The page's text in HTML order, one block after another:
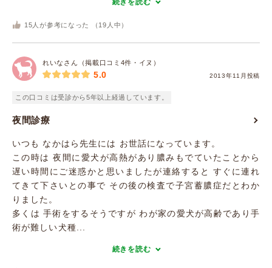
続きを読む
15 人が参考になった （ 19 人中）
れいなさん（掲載口コミ4件・イヌ）
2013年11月投稿
5.0
この口コミは受診から5年以上経過しています。
夜間診療
いつも なかはら先生には お世話になっています。
この時は 夜間に愛犬が高熱があり膿みもでていたことから
遅い時間にご迷惑かと思いましたが連絡すると すぐに連れ
てきて下さいとの事で その後の検査で子宮蓄膿症だとわか
りました。
多くは 手術をするそうですが わが家の愛犬が高齢であり手
術が難しい犬種...
続きを読む